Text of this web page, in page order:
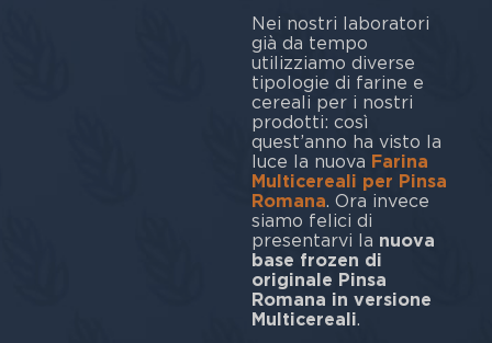
Nei nostri laboratori
già da tempo
utilizziamo diverse
tipologie di farine e
cereali per i nostri
prodotti: così
quest’anno ha visto la
luce la nuova Farina
Multicereali per Pinsa
Romana. Ora invece
siamo felici di
presentarvi la nuova
base frozen di
originale Pinsa
Romana in versione
Multicereali.